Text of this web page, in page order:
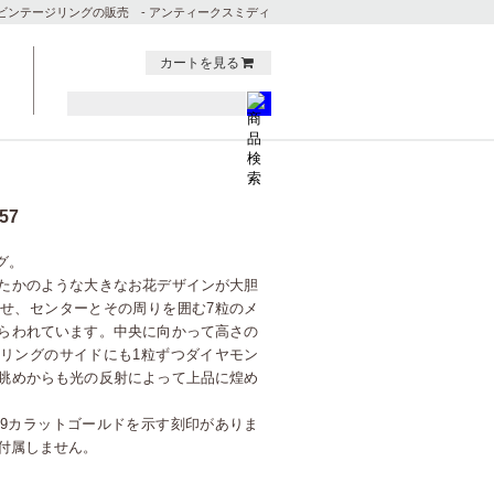
ンテージリングの販売 - アンティークスミディ
カートを見る
かのような大きなお花デザインが大胆
、センターとその周りを囲む7粒のメ
われています。中央に向かって高さの
ングのサイドにも1粒ずつダイヤモン
めからも光の反射によって上品に煌め
ラットゴールドを示す刻印がありま
属しません。